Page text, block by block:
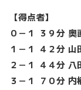
【得点者】
０－１ ３９分 奥
１－１ ４２分 山
２－１ ４４分 八
３－１ ７０分 内